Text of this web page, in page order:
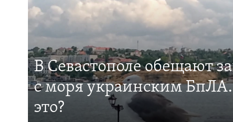
В Севастополе обещают
с моря украинским БпЛА.
это?